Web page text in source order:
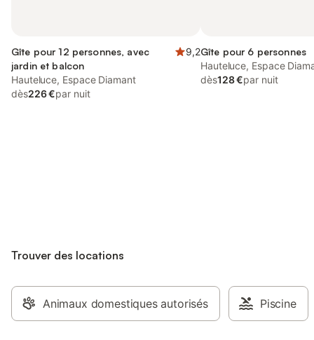
Gîte pour 12 personnes, avec
jardin et balcon
9,2
Hauteluce, Espace Diamant
dès226 €par nuit
Gîte pour 6 personnes
Hauteluce, Espace
dès128 €par nuit
Trouver des locations
Animaux domestiques autorisés Piscine